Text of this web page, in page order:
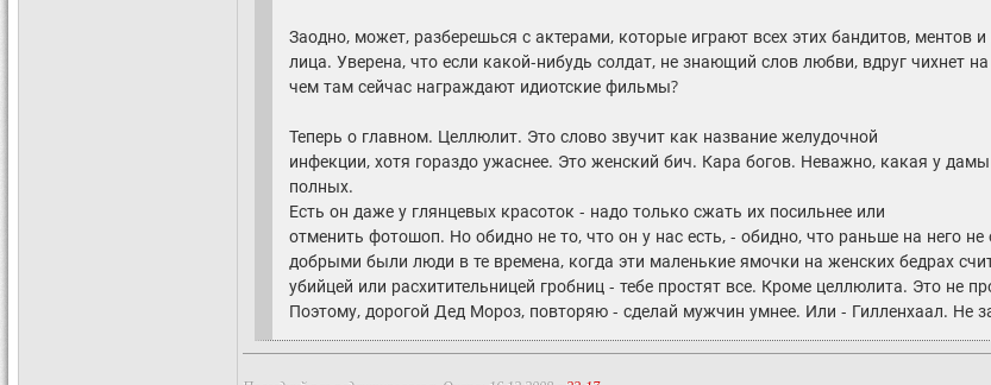
Заодно, может, разберешься с актерами, которые играют всех этих бандитов,
лица. Уверена, что если какой-нибудь солдат, не знающий слов любви, вдруг чихнет
чем там сейчас награждают идиотские фильмы?
Теперь о главном. Целлюлит. Это слово звучит как название желудочной
инфекции, хотя гораздо ужаснее. Это женский бич. Кара богов. Неважно, какая у
полных.
Есть он даже у глянцевых красоток - надо только сжать их посильнее или
отменить фотошоп. Но обидно не то, что он у нас есть, - обидно, что раньше на него
добрыми были люди в те времена, когда эти маленькие ямочки на женских бедрах
убийцей или расхитительницей гробниц - тебе простят все. Кроме целлюлита. Это не
Поэтому, дорогой Дед Мороз, повторяю - сделай мужчин умнее. Или - Гилленхаал. Не